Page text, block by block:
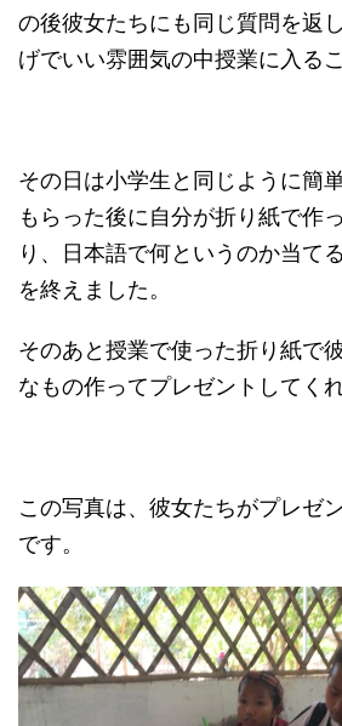
の後彼女たちにも同じ質問を返
げでいい雰囲気の中授業に入る
その日は小学生と同じように簡
もらった後に自分が折り紙で作
り、日本語で何というのか当て
を終えました。
そのあと授業で使った折り紙で
なもの作ってプレゼントしてくれ
この写真は、彼女たちがプレゼ
です。